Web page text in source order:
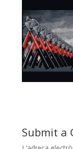
Submit a